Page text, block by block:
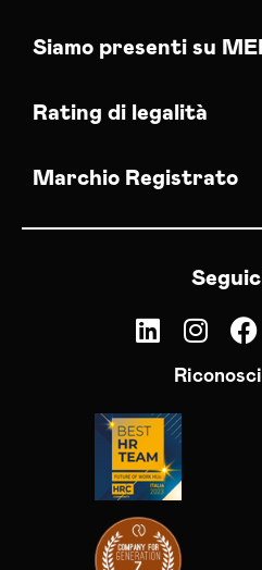
Siamo presenti su
Rating di legalità
Marchio Registrato